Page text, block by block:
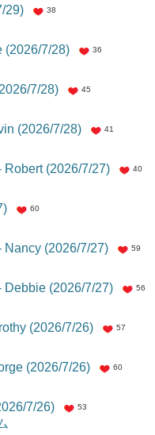
29)
38
(2026/7/28)
36
7/28)
45
(2026/7/28)
41
Robert (2026/7/27)
40
60
Nancy (2026/7/27)
59
Debbie (2026/7/27)
56
(2026/7/26)
57
(2026/7/26)
60
7/26)
53